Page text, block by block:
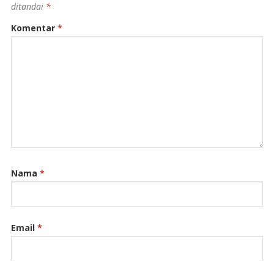
ditandai *
Komentar *
Nama *
Email *